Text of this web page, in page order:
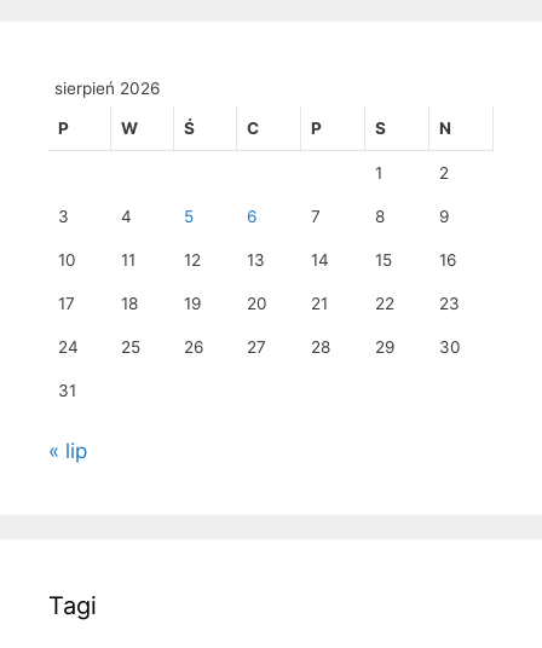
sierpień 2026
P W Ś C P S N
1 2
3 4 5 6 7 8 9
10 11 12 13 14 15 16
17 18 19 20 21 22 23
24 25 26 27 28 29 30
31
« lip
Tagi